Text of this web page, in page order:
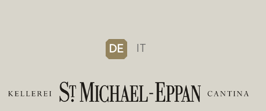
DE IT